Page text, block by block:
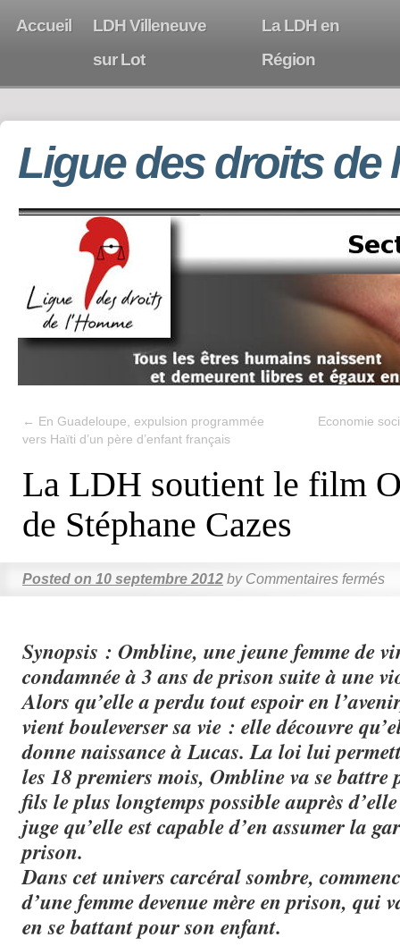
Accueil
LDH Villeneuve
sur Lot
La LDH en
Région
Ligue des droits de
← En Guadeloupe, expulsion programmée
vers Haïti d’un père d’enfant français
Economie
La LDH soutient le film
de Stéphane Cazes
Posted on 10 septembre 2012 by Commentaires fermés
Synopsis : Ombline, une jeune femme de
condamnée à 3 ans de prison suite à une
Alors qu’elle a perdu tout espoir en
vient bouleverser sa vie : elle découvre
donne naissance à Lucas. La loi lui
les 18 premiers mois, Ombline va se battre
fils le plus longtemps possible auprès
juge qu’elle est capable d’en assumer la
prison.
Dans cet univers carcéral sombre,
d’une femme devenue mère en prison, qui
en se battant pour son enfant.